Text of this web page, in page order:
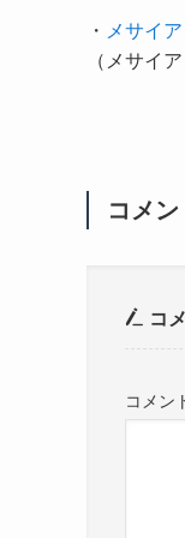
・ メサイ
（メサイ
コメン
コ
コメン